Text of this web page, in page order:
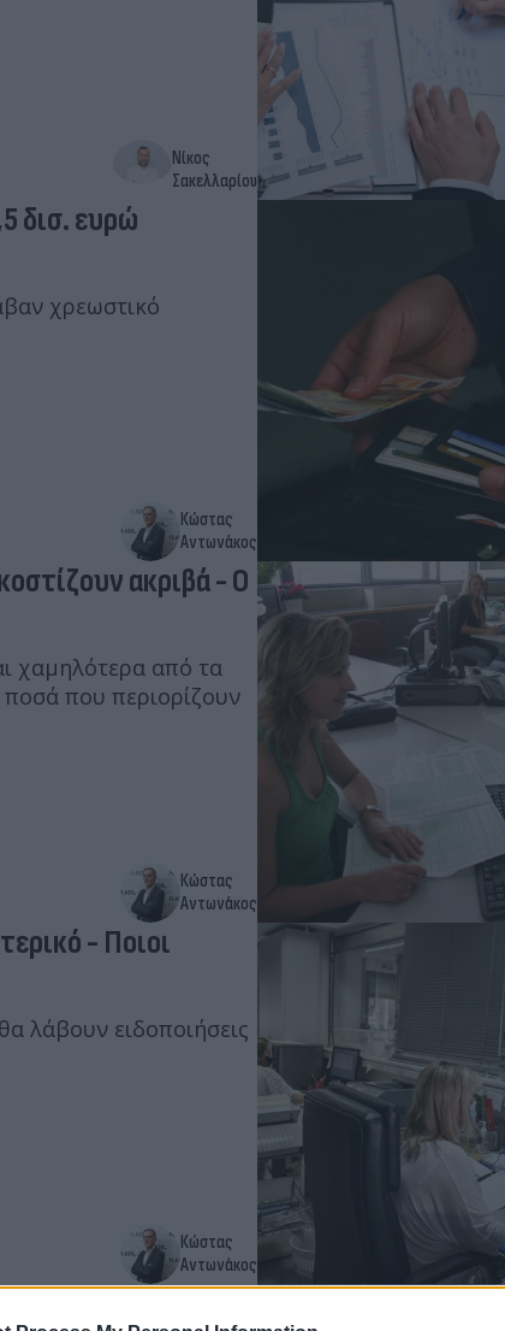
Νίκος
Σακελλαρίου
δισ. ευρώ
χρεωστικό
Κώστας
Αντωνάκος
ακριβά - Ο
χαμηλότερα από τα
που περιορίζουν
Κώστας
Αντωνάκος
- Ποιοι
λάβουν ειδοποιήσεις
Κώστας
Αντωνάκος
ενοικίων -